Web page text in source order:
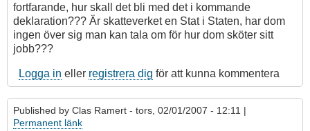
fortfarande, hur skall det bli med det i kommande
deklaration??? Är skatteverket en Stat i Staten, har dom
ingen över sig man kan tala om för hur dom sköter sitt
jobb???
Logga in eller registrera dig för att kunna kommentera
Published by Clas Ramert - tors, 02/01/2007 - 12:11 |
Permanent länk